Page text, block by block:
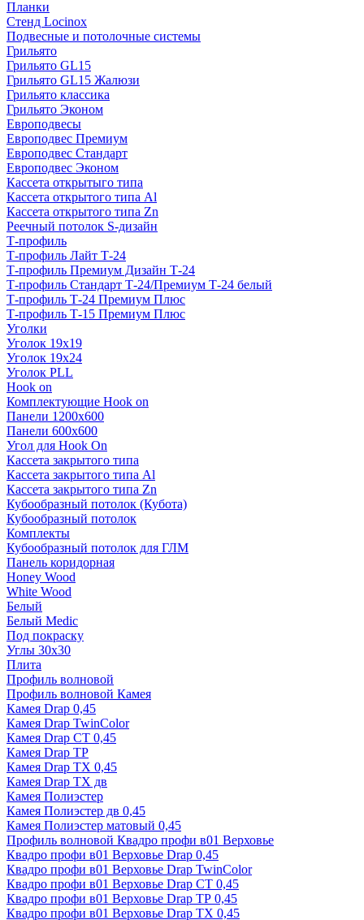
Планки
Стенд Locinox
Подвесные и потолочные системы
Грильято
Грильято GL15
Грильято GL15 Жалюзи
Грильято классика
Грильято Эконом
Европодвесы
Европодвес Премиум
Европодвес Стандарт
Европодвес Эконом
Кассета открытыго типа
Кассета открытого типа Al
Кассета открытого типа Zn
Реечный потолок S-дизайн
Т-профиль
Т-профиль Лайт Т-24
Т-профиль Премиум Дизайн Т-24
Т-профиль Стандарт Т-24/Премиум Т-24 белый
Т-профиль Т-24 Премиум Плюс
Т-профиль Т-15 Премиум Плюс
Уголки
Уголок 19х19
Уголок 19х24
Уголок PLL
Hook on
Комплектующие Hook on
Панели 1200х600
Панели 600х600
Угол для Hook On
Кассета закрытого типа
Кассета закрытого типа Al
Кассета закрытого типа Zn
Кубообразный потолок (Кубота)
Кубообразный потолок
Комплекты
Кубообразный потолок для ГЛМ
Панель коридорная
Honey Wood
White Wood
Белый
Белый Medic
Под покраску
Углы 30х30
Плита
Профиль волновой
Профиль волновой Камея
Камея Drap 0,45
Камея Drap TwinColor
Камея Drap СТ 0,45
Камея Drap ТР
Камея Drap ТХ 0,45
Камея Drap ТХ дв
Камея Полиэстер
Камея Полиэстер дв 0,45
Камея Полиэстер матовый 0,45
Профиль волновой Квадро профи в01 Верховье
Квадро профи в01 Верховье Drap 0,45
Квадро профи в01 Верховье Drap TwinColor
Квадро профи в01 Верховье Drap СТ 0,45
Квадро профи в01 Верховье Drap ТР 0,45
Квадро профи в01 Верховье Drap ТХ 0,45